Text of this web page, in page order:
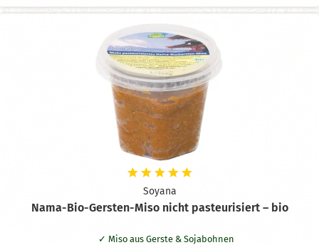
Soyana
Nama-Bio-Gersten-Miso nicht pasteurisiert – bio
Miso aus Gerste & Sojabohnen